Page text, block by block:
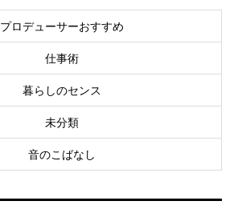
プロデューサーおすすめ
仕事術
暮らしのセンス
未分類
音のこばなし